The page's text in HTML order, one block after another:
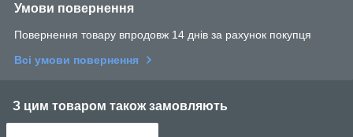
Умови повернення
Повернення товару впродовж 14 днів за рахунок покупця
Всі умови повернення
З цим товаром також замовляють